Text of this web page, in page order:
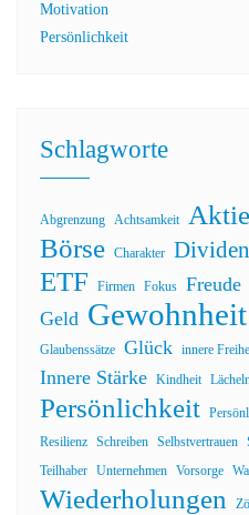
Motivation
Persönlichkeit
Schlagworte
Abgrenzung Achtsamkeit
Börse Charakter
ETF Firmen Fokus Freude
Geld Gewohnheit
Glaubenssätze Glück innere
Innere Stärke Kindheit
Persönlichkeit
Resilienz Schreiben Selbstvertrauen
Teilhaber Unternehmen Vorsorge
Wiederholungen